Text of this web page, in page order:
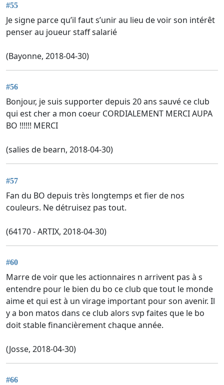
#55
Je signe parce qu’il faut s’unir au lieu de voir son intérêt
penser au joueur staff salarié
(Bayonne, 2018-04-30)
#56
Bonjour, je suis supporter depuis 20 ans sauvé ce club
qui est cher a mon coeur CORDIALEMENT MERCI AUPA
BO !!!!!! MERCI
(salies de bearn, 2018-04-30)
#57
Fan du BO depuis très longtemps et fier de nos
couleurs. Ne détruisez pas tout.
(64170 - ARTIX, 2018-04-30)
#60
Marre de voir que les actionnaires n arrivent pas à s
entendre pour le bien du bo ce club que tout le monde
aime et qui est à un virage important pour son avenir. Il
y a bon matos dans ce club alors svp faites que le bo
doit stable financièrement chaque année.
(Josse, 2018-04-30)
#66